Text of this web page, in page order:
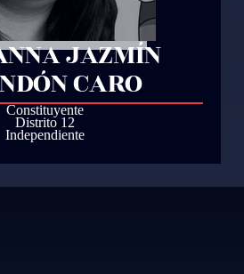
JAZMÍN
CARO
Constituyente
Distrito 12
Independiente